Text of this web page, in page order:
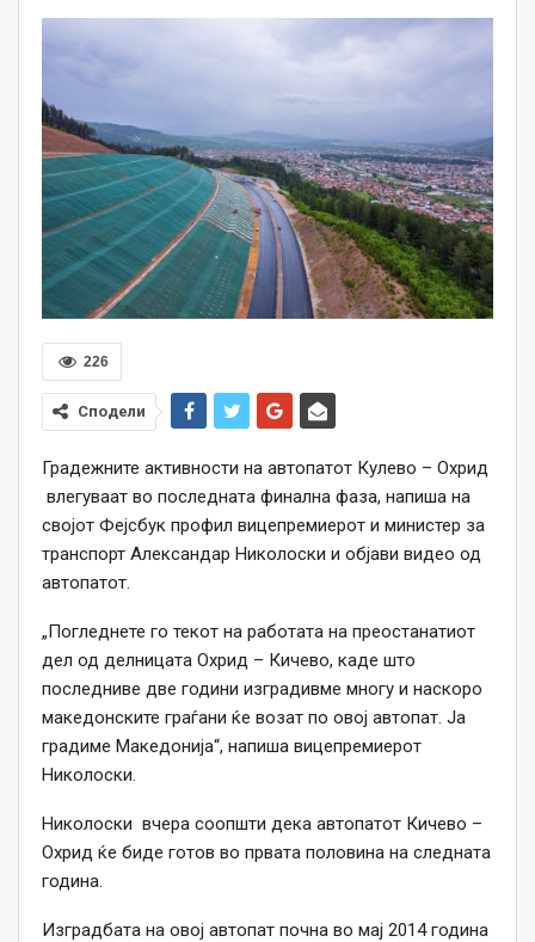
226
Сподели
Градежните активности на автопатот Кулево – Охрид
влегуваат во последната финална фаза, напиша на
својот Фејсбук профил вицепремиерот и министер за
транспорт Александар Николоски и објави видео од
автопатот.
„Погледнете го текот на работата на преостанатиот
дел од делницата Охрид – Кичево, каде што
последниве две години изградивме многу и наскоро
македонските граѓани ќе возат по овој автопат. Ја
градиме Македонија“, напиша вицепремиерот
Николоски.
Николоски вчера соопшти дека автопатот Кичево –
Охрид ќе биде готов во првата половина на следната
година.
Изградбата на овој автопат почна во мај 2014 година